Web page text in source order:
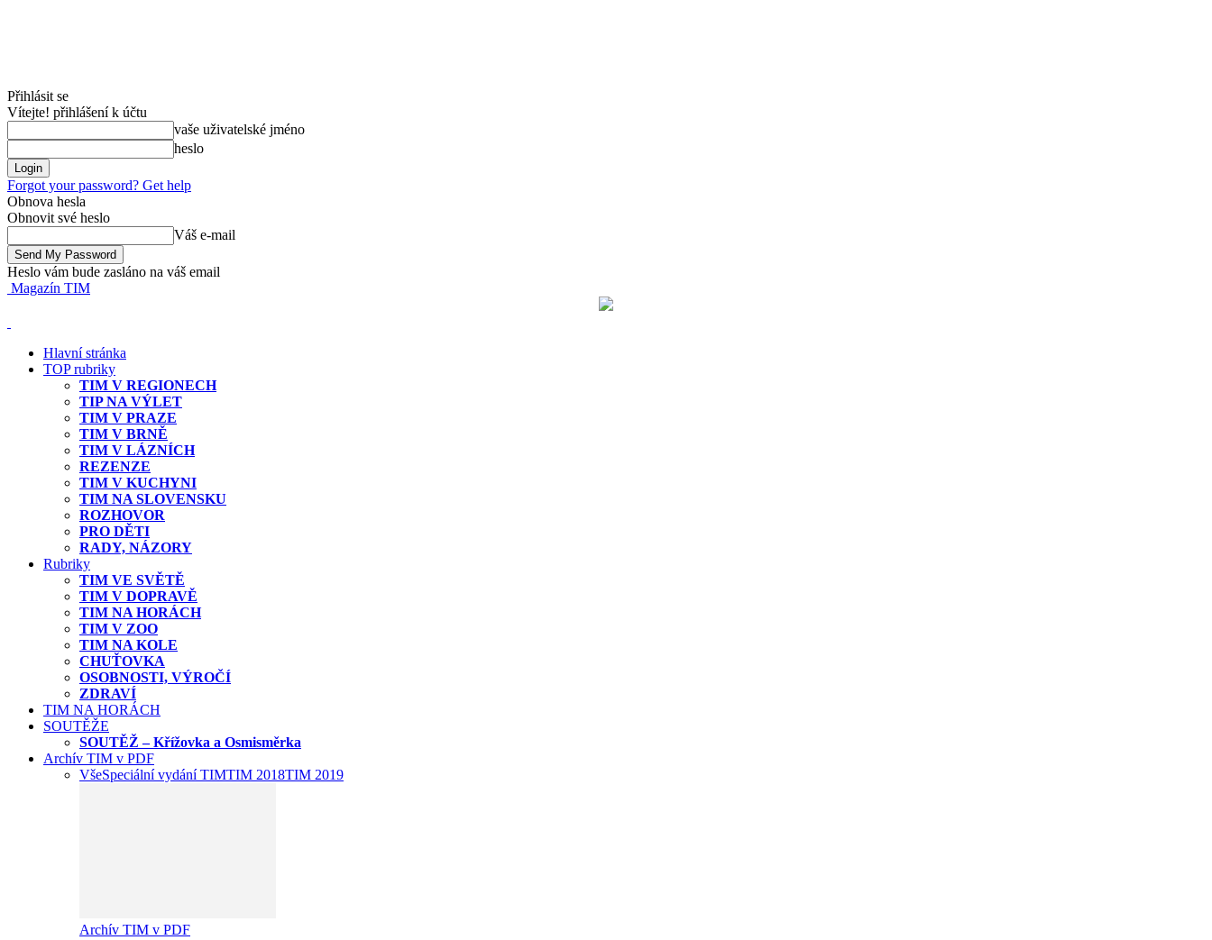
Přihlásit se
Vítejte! přihlášení k účtu
vaše uživatelské jméno
heslo
Forgot your password? Get help
Obnova hesla
Obnovit své heslo
Váš e-mail
Heslo vám bude zasláno na váš email
Magazín TIM
Hlavní stránka
TOP rubriky
TIM V REGIONECH
TIP NA VÝLET
TIM V PRAZE
TIM V BRNĚ
TIM V LÁZNÍCH
REZENZE
TIM V KUCHYNI
TIM NA SLOVENSKU
ROZHOVOR
PRO DĚTI
RADY, NÁZORY
Rubriky
TIM VE SVĚTĚ
TIM V DOPRAVĚ
TIM NA HORÁCH
TIM V ZOO
TIM NA KOLE
CHUŤOVKA
OSOBNOSTI, VÝROČÍ
ZDRAVÍ
TIM NA HORÁCH
SOUTĚŽE
SOUTĚŽ – Křížovka a Osmisměrka
Archív TIM v PDF
VšeSpeciální vydání TIMTIM 2018TIM 2019
Archív TIM v PDF